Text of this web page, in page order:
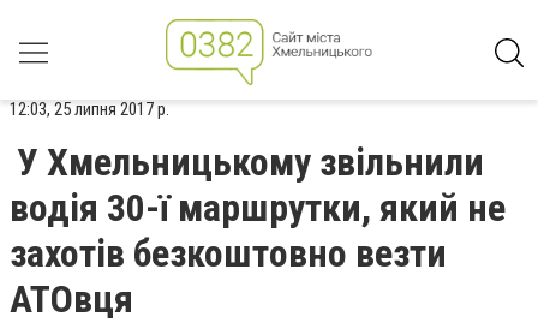
12:03, 25 липня 2017 р.
У Хмельницькому звільнили
водія 30-ї маршрутки, який не
захотів безкоштовно везти
АТОвця